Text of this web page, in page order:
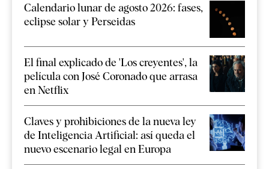
Calendario lunar de agosto 2026: fases,
eclipse solar y Perseidas
El final explicado de 'Los creyentes', la
película con José Coronado que arrasa
en Netflix
Claves y prohibiciones de la nueva ley
de Inteligencia Artificial: así queda el
nuevo escenario legal en Europa